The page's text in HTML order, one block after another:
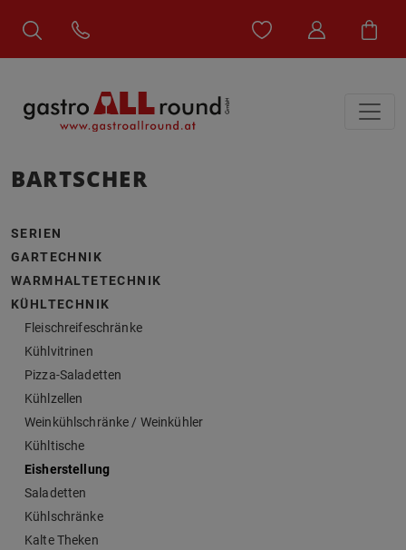
BARTSCHER
SERIEN
GARTECHNIK
WARMHALTETECHNIK
KÜHLTECHNIK
Fleischreifeschränke
Kühlvitrinen
Pizza-Saladetten
Kühlzellen
Weinkühlschränke / Weinkühler
Kühltische
Eisherstellung
Saladetten
Kühlschränke
Kalte Theken